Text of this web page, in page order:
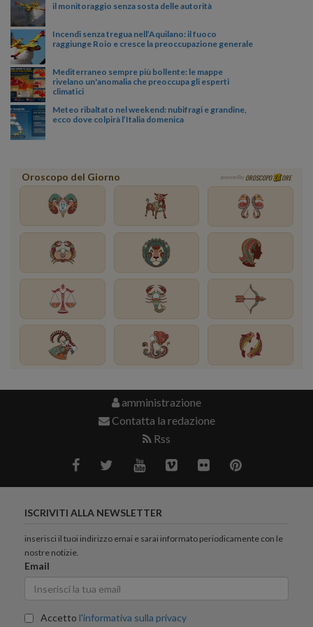
il monitoraggio senza sosta delle autorità
Incendi senza tregua nell’Aquilano: il fuoco
raggiunge Roio e cresce la preoccupazione generale
Mediterraneo sempre più bollente: le mappe
rivelano un'anomalia che preoccupa gli esperti
climatici
Meteo ribaltato nel weekend: nubifragi e grandine,
ecco dove colpirà l’Italia domenica
Oroscopo del Giorno powered by OROSCOPO ORE
amministrazione
Contatta la redazione
Rss
ISCRIVITI ALLA NEWSLETTER
inserisci il tuoi indirizzo emai e sarai informato periodicamente con le
nostre notizie.
Email
Accetto l'informativa sulla privacy